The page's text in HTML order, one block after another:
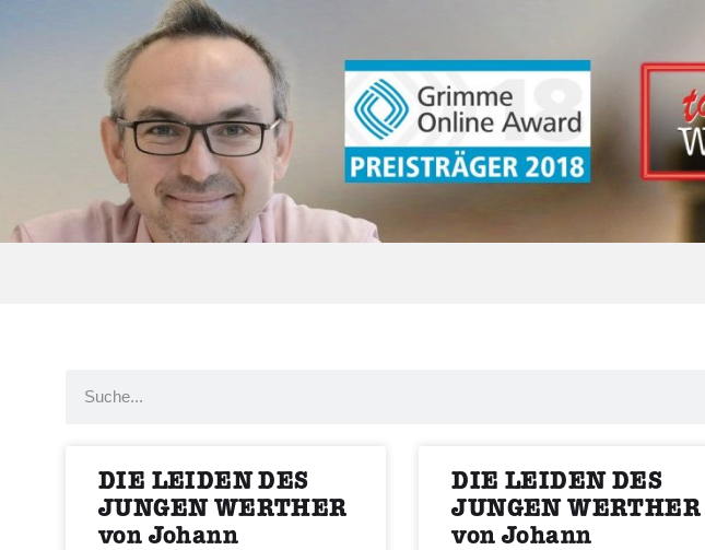
DIE LEIDEN DES
JUNGEN WERTHER
von Johann
DIE LEIDEN DES
JUNGEN WERTHER
von Johann